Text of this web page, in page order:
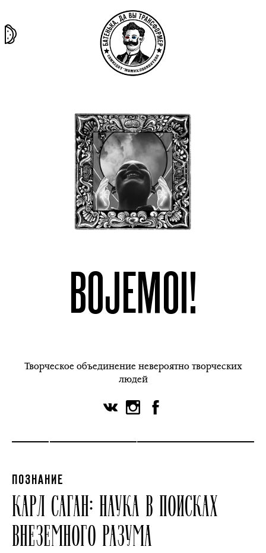
материясекты
BOJEMOI!
Творческое объединение невероятно творческих
людей
ПОЗНАНИЕ
КАРЛ САГАН: НАУКА В ПОИСКАХ
ВНЕЗЕМНОГО РАЗУМА